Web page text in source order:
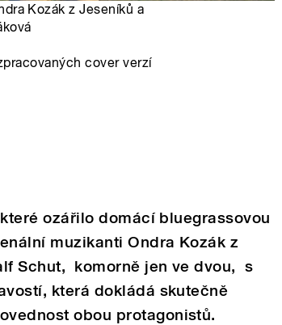
Kozák z Jeseníků a
cover verzí
ozářilo domácí bluegrassovou
muzikanti Ondra Kozák z
Schut, komorně jen ve dvou, s
která dokládá skutečně
obou protagonistů.